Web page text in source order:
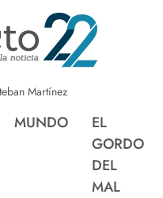
Martínez
MUNDO
EL
GORDO
DEL
MAL